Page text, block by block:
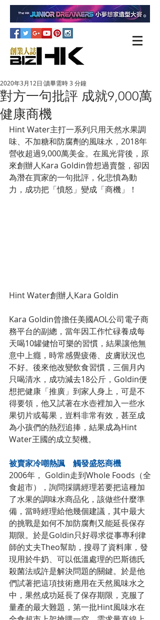
對方一句批評 成就9,000萬
健康商機
2020年3月12日 讀畢需時 3 分鐘
Hint Water主打一系列只用天然水果調
味、不加糖和防腐劑的風味水，2018年
營收超過9,000萬美金。在風光背後，原
來創辦人Kara Goldin曾想過賣盤，卻因
為潛在買家的一句批評，化悲憤為動
力，成功把「憤怒」變成「商機」！
Hint Water創辦人Kara Goldin
Kara Goldin曾擔任美國AOL公司電子商
務平台的副總，當年因工作忙碌養成每
天喝10罐健怡可樂的習慣，結果讓他無
意中上癮，時常感覺疲倦、皮膚狀況也
不好。後來他改變飲食習慣，三個月內
只喝清水，成功減去18公斤，Goldin便
想把健康「推廣」到家人身上，可是不
得要領，他又試著在水壺裡加入一些水
果切片或莓果，豈料非常有效，甚至成
為小孩們的熱烈追捧，結果成為Hint
Water王國的成立契機。
被賣家冷嘲熱諷　觸發盛怒商機
2006年， Goldin走到Whole Foods（全
食超市），詢問採購經理若要把這種加
了水果的調味水商品化，該做些什麼準
備，當時經理給他幾個建議，其中最大
的挑戰是如何不加防腐劑又能延長保存
期限。於是Goldin只好尋求從事專利律
師的丈夫Theo幫助，搜尋了資料庫，發
現用於牛奶、可以低溫處理的巴斯德氏
殺菌法或許是解決問題的關鍵。於是他
們試著把這項技術應用在天然風味水之
中，果然成功延長了保存期限，克服了
量產的最大難題，第一批Hint風味水在